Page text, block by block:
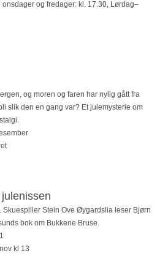
onsdager og fredager: kl. 17.30, Lørdag–
og moren og faren har nylig gått fra
slik den en gang var? Et julemysterie om
Skuespiller Stein Ove Øygardslia leser Bjørn
bok om Bukkene Bruse.
kl 13